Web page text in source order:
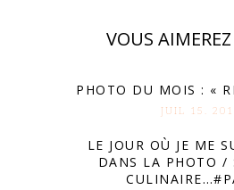
VOUS
PHOTO DU MOIS : «
JUIL 15.
LE JOUR OÙ JE ME
DANS LA PHOTO /